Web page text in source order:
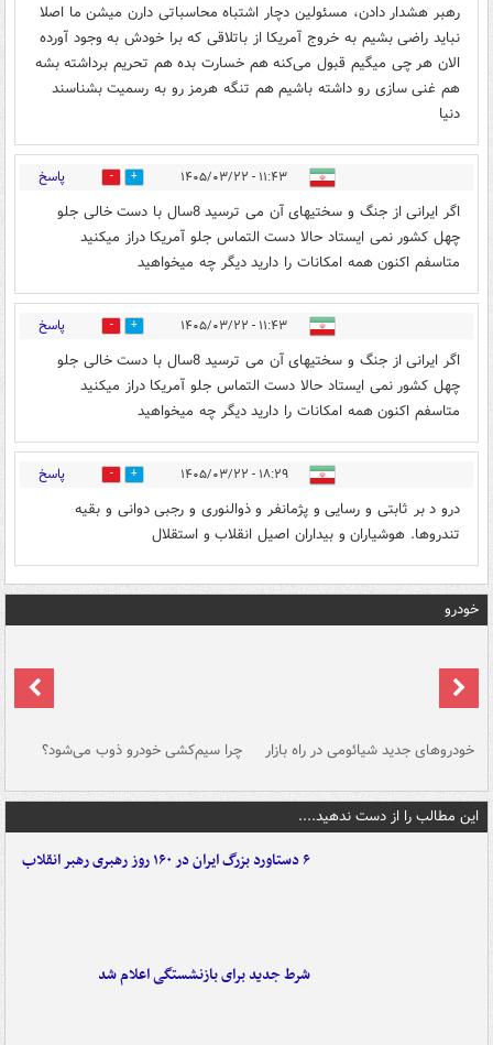
رهبر هشدار دادن، مسئولین دچار اشتباه محاسباتی دارن میشن ما اصلا
نباید راضی بشیم به خروج آمریکا از باتلاقی که برا خودش به وجود آورده
الان هر چی میگیم قبول می‌کنه هم خسارت بده هم تحریم برداشته بشه
هم غنی سازی رو داشته باشیم هم تنگه هرمز رو به رسمیت بشناسند
دنیا
۱۱:۴۳ - ۱۴۰۵/۰۳/۲۲ 1 پاسخ
اگر ایرانی از جنگ و سختیهای آن می ترسید 8سال با دست خالی جلو
چهل کشور نمی ایستاد حالا دست التماس جلو آمریکا دراز میکنید
متاسفم اکنون همه امکانات را دارید دیگر چه میخواهید
۱۱:۴۳ - ۱۴۰۵/۰۳/۲۲ 0 پاسخ
اگر ایرانی از جنگ و سختیهای آن می ترسید 8سال با دست خالی جلو
چهل کشور نمی ایستاد حالا دست التماس جلو آمریکا دراز میکنید
متاسفم اکنون همه امکانات را دارید دیگر چه میخواهید
۱۸:۲۹ - ۱۴۰۵/۰۳/۲۲ 0 پاسخ
درو د بر ثابتی و رسایی و پژمانفر و ذوالنوری و رجبی دوانی و بقیه
تندروها. هوشیاران و بیداران اصیل انقلاب و استقلال
خودرو
خودروهای جدید شیائومی در راه بازار چرا سیم‌کشی خودرو ذوب می‌شود؟
این مطالب را از دست ندهید....
۶ دستاورد بزرگ ایران در ۱۶۰ روز رهبری رهبر انقلاب
شرط جدید برای بازنشستگی اعلام شد